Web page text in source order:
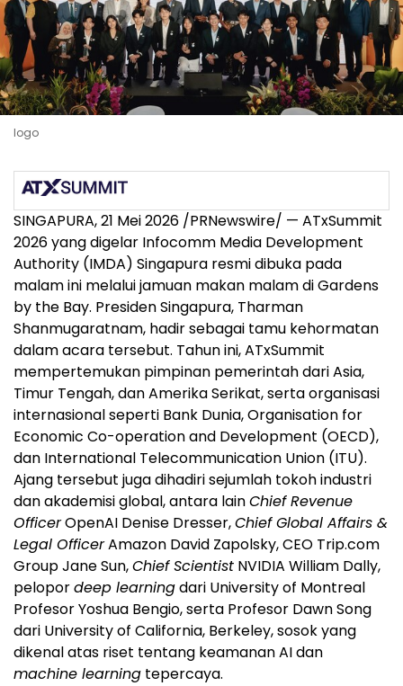
logo
SINGAPURA, 21 Mei 2026 /PRNewswire/ — ATxSummit
2026 yang digelar Infocomm Media Development
Authority (IMDA) Singapura resmi dibuka pada
malam ini melalui jamuan makan malam di Gardens
by the Bay. Presiden Singapura, Tharman
Shanmugaratnam, hadir sebagai tamu kehormatan
dalam acara tersebut. Tahun ini, ATxSummit
mempertemukan pimpinan pemerintah dari Asia,
Timur Tengah, dan Amerika Serikat, serta organisasi
internasional seperti Bank Dunia, Organisation for
Economic Co-operation and Development (OECD),
dan International Telecommunication Union (ITU).
Ajang tersebut juga dihadiri sejumlah tokoh industri
dan akademisi global, antara lainChief Revenue
OfficerOpenAI Denise Dresser,Chief Global Affairs &
Legal OfficerAmazon David Zapolsky, CEO Trip.com
Group Jane Sun,Chief Scientist NVIDIA William Dally,
pelopordeep learningdari University of Montreal
Profesor Yoshua Bengio, serta Profesor Dawn Song
dari University of California, Berkeley, sosok yang
dikenal atas riset tentang keamanan AI dan
machine learning tepercaya.